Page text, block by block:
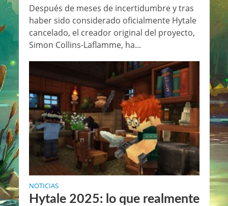
Después de meses de incertidumbre y tras
haber sido considerado oficialmente Hytale
cancelado, el creador original del proyecto,
Simon Collins-Laflamme, ha...
NOTICIAS
Hytale 2025: lo que realmente